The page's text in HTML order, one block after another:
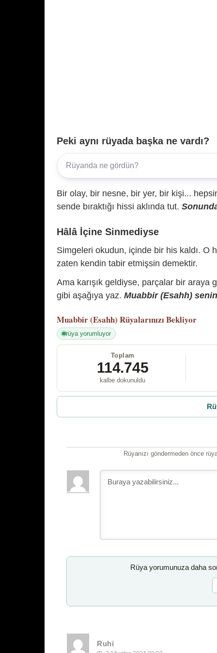
Peki aynı rüyada başka ne vardı?
Bir olay, bir nesne, bir yer, bir kişi...
sende bıraktığı hissi aklında tut.
Hâlâ İçine Sinmediyse
Simgeleri okudun, içinde bir his kaldı. O
zaten kendin tabir etmişsin demektir.
Ama karışık geldiyse, parçalar bir araya
gibi aşağıya yaz. Muabbir (Esahh)
Muabbir (Esahh) Rüyalarınızı Bekliyor
rüya yorumluyor
Toplam
114.745
kalbe dokunuldu
Rüyanızı göndermeden önce
Rüya yorumunuza daha
Ruhi